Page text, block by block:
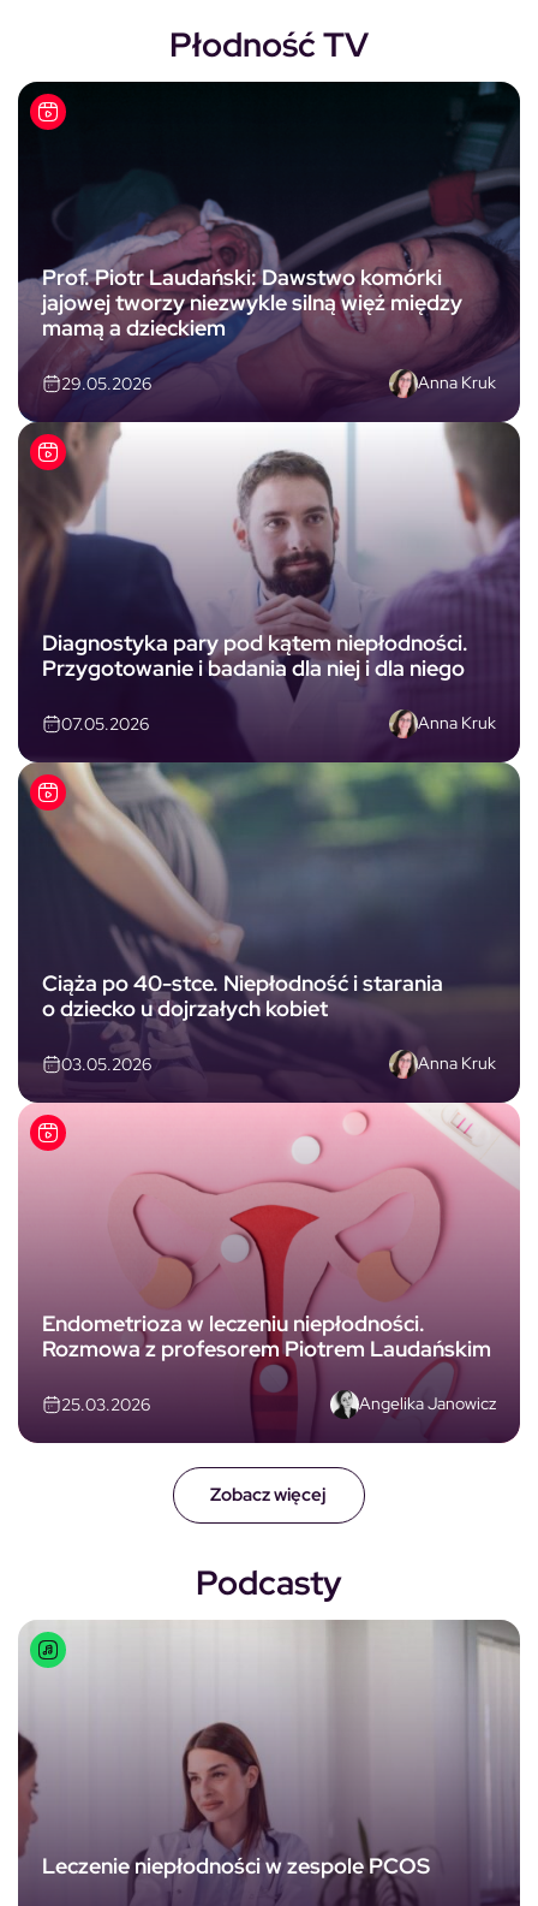
Płodność TV
Zobacz więcej
Prof. Piotr Laudański: Dawstwo komórki
jajowej tworzy niezwykle silną więź między
mamą a dzieckiem
29.05.2026 Anna Kruk
Diagnostyka pary pod kątem niepłodności.
Przygotowanie i badania dla niej i dla niego
07.05.2026 Anna Kruk
Ciąża po 40-stce. Niepłodność i starania
o dziecko u dojrzałych kobiet
03.05.2026 Anna Kruk
Endometrioza w leczeniu niepłodności.
Rozmowa z profesorem Piotrem Laudańskim
25.03.2026 Angelika Janowicz
Podcasty
Leczenie niepłodności w zespole PCOS